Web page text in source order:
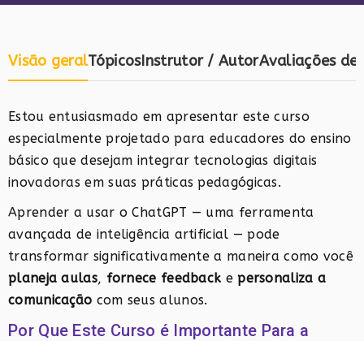
Visão geralTópicosInstrutor / AutorAvaliações
Estou entusiasmado em apresentar este curso
especialmente projetado para educadores do ensino
básico que desejam integrar tecnologias digitais
inovadoras em suas práticas pedagógicas.
Aprender a usar o ChatGPT — uma ferramenta
avançada de inteligência artificial — pode
transformar significativamente a maneira como você
planeja aulas, fornece feedback epersonaliza a
comunicação com seus alunos.
Por Que Este Curso é Importante Para a